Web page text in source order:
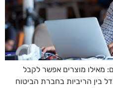
מאילו מוצרים אפשר לקבל
בין הריביות בחברת הביטוח